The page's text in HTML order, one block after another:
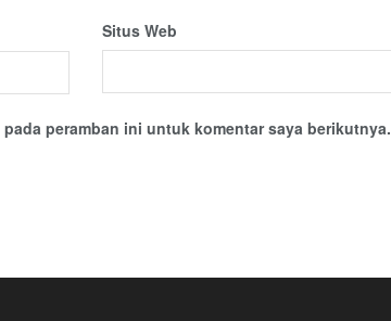
Situs Web
peramban ini untuk komentar saya berikutnya.